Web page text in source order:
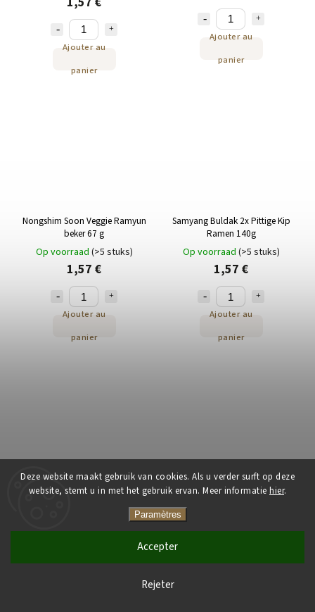
Deze website maakt gebruik van cookies. Als u verder surft op deze
website, stemt u in met het gebruik ervan. Meer informatie hier.
Paramètres
Rejeter
Accepter
Ajouter au
panier
Ajouter au
panier
Nongshim Soon Veggie Ramyun
beker 67 g
Op voorraad (>5 stuks)
1,57 €
Ajouter au
panier
Samyang Buldak 2x Pittige Kip
Ramen 140g
Op voorraad (>5 stuks)
1,57 €
Ajouter au
panier
Samyang Buldak Hete Kip
(>5 stuks)
1,57 €
Samyang Buldak ramen
Op voorraad
1,57 €